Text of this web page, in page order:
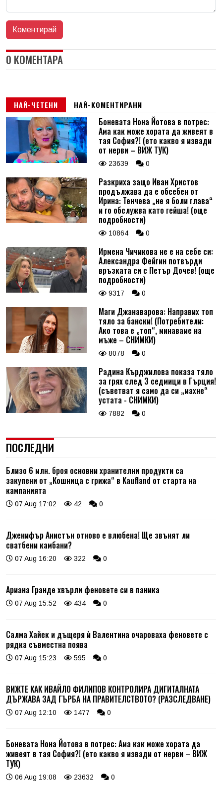
0 КОМЕНТАРА
НАЙ-ЧЕТЕНИ НАЙ-КОМЕНТИРАНИ
Боневата Нона Йотова в потрес:
Ама как може хората да живеят в
тая София?! (ето какво я извади
от нерви – ВИЖ ТУК)
23639 0
Разкриха защо Иван Христов
продължава да е обсебен от
Ирина: Тенчева „не я боли глава“
и го обслужва като гейша! (още
подробности)
10864 0
Ирмена Чичикова не е на себе си:
Александра Фейгин потвърди
връзката си с Петър Дочев! (още
подробности)
9317 0
Маги Джанаварова: Направих топ
тяло за бански! (Потребители:
Ако това е „топ“, минаваме на
мъже – СНИМКИ)
8078 0
Радина Кърджилова показа тяло
за грях след 3 седмици в Гърция!
(съветват я само да си „махне“
устата - СНИМКИ)
7882 0
ПОСЛЕДНИ
Близо 6 млн. броя основни хранителни продукти са
закупени от „Кошница с грижа“ в Kaufland от старта на
кампанията
07 Aug 17:02 42 0
Дженифър Анистън отново е влюбена! Ще звънят ли
сватбени камбани?
07 Aug 16:20 322 0
Ариана Гранде хвърли феновете си в паника
07 Aug 15:52 434 0
Салма Хайек и дъщеря ѝ Валентина очароваха феновете с
рядка съвместна поява
07 Aug 15:23 595 0
ВИЖТЕ КАК ИВАЙЛО ФИЛИПОВ КОНТРОЛИРА ДИГИТАЛНАТА
ДЪРЖАВА ЗАД ГЪРБА НА ПРАВИТЕЛСТВОТО? (РАЗСЛЕДВАНЕ)
07 Aug 12:10 1477 0
Боневата Нона Йотова в потрес: Ама как може хората да
живеят в тая София?! (ето какво я извади от нерви – ВИЖ
ТУК)
06 Aug 19:08 23632 0